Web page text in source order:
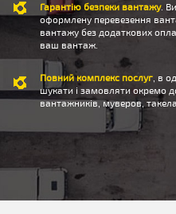
Гарантію безпеки вантажу.
оформлену перевезення
вантажу без додаткових
ваш вантаж.
Повний комплекс послуг , в
шукати і замовляти окремо
вантажників, муверов,